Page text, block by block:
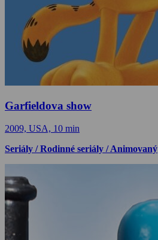
Garfieldova show
2009, USA, 10 min
Seriály / Rodinné seriály / Animovaný